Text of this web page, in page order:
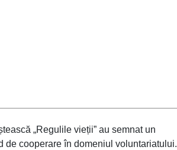
„Regulile vieții” au semnat un
de cooperare în domeniul voluntariatului.